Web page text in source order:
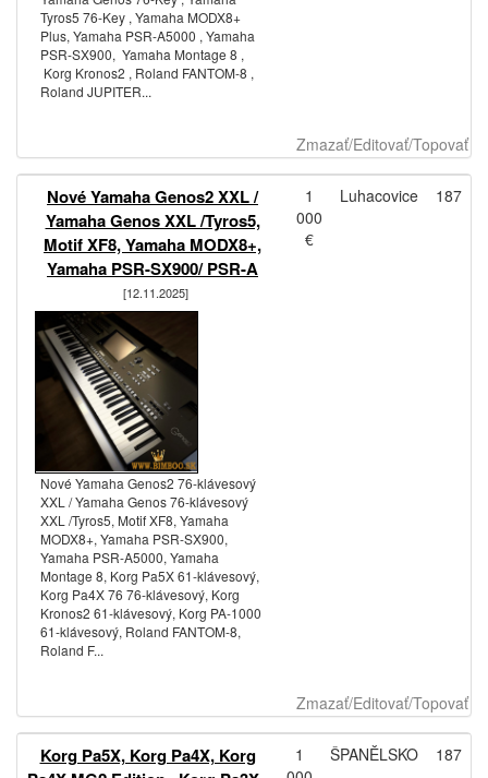
Tyros5 76-Key , Yamaha MODX8+
Plus, Yamaha PSR-A5000 , Yamaha
PSR-SX900, Yamaha Montage 8 ,
Korg Kronos2 , Roland FANTOM-8 ,
Roland JUPITER...
Zmazať/Editovať/Topovať
Nové Yamaha Genos2 XXL /
Yamaha Genos XXL /Tyros5,
Motif XF8, Yamaha MODX8+,
Yamaha PSR-SX900/ PSR-A
[12.11.2025]
Nové Yamaha Genos2 76-klávesový
XXL / Yamaha Genos 76-klávesový
XXL /Tyros5, Motif XF8, Yamaha
MODX8+, Yamaha PSR-SX900,
Yamaha PSR-A5000, Yamaha
Montage 8, Korg Pa5X 61-klávesový,
Korg Pa4X 76 76-klávesový, Korg
Kronos2 61-klávesový, Korg PA-1000
61-klávesový, Roland FANTOM-8,
Roland F...
1
000
€
Luhacovice 187
Zmazať/Editovať/Topovať
Korg Pa5X, Korg Pa4X, Korg
1
ŠPANĚLSKO 187